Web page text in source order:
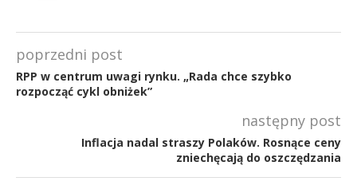
poprzedni post
RPP w centrum uwagi rynku. „Rada chce szybko
rozpocząć cykl obniżek”
następny post
Inflacja nadal straszy Polaków. Rosnące ceny
zniechęcają do oszczędzania